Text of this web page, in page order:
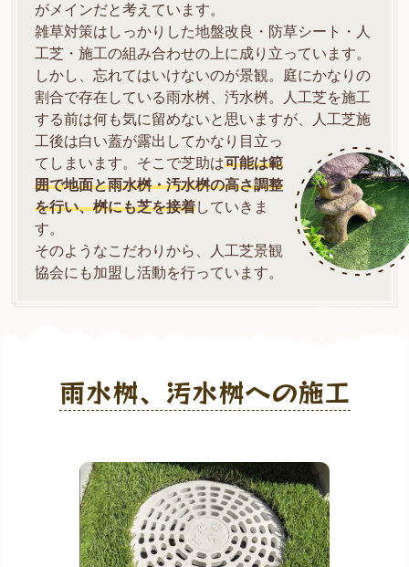
がメインだと考えています。
雑草対策はしっかりした地盤改良・防草シート・人
工芝・施工の組み合わせの上に成り立っています。
しかし、忘れてはいけないのが景観。庭にかなりの
割合で存在している雨水桝、汚水桝。人工芝を施工
する前は何も気に留めないと思いますが、人工芝施
工後は白い蓋が露出してかなり目立っ
てしまいます。そこで芝助は可能は範
囲で地面と雨水桝・汚水桝の高さ調整
を行い、桝にも芝を接着していきま
す。
そのようなこだわりから、人工芝景観
協会にも加盟し活動を行っています。
雨水桝、汚水桝への施工